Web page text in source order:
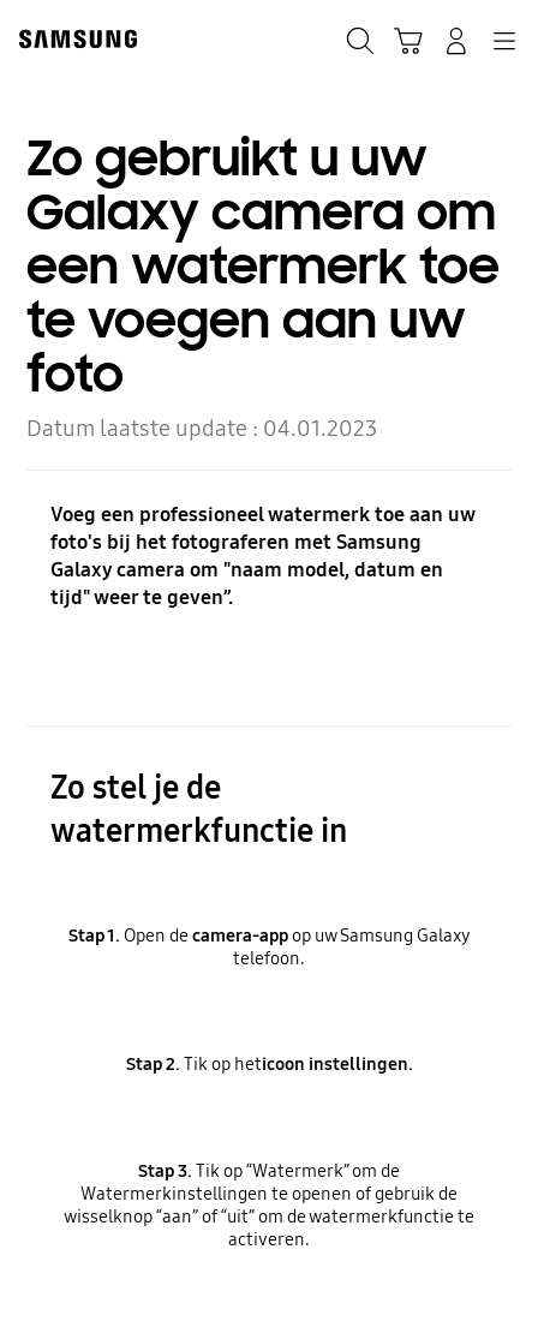
content
Zo gebruikt u uw
Galaxy camera om
een watermerk toe
te voegen aan uw
foto
Datum laatste update : 04.01.2023
Voeg een professioneel watermerk toe aan uw
foto's bij het fotograferen met Samsung
Galaxy camera om "naam model, datum en
tijd" weer te geven”.
Zo stel je de
watermerkfunctie in
Stap 1. Open decamera-appop uw Samsung Galaxy
telefoon.
Stap 2. Tik op heticoon instellingen.
Stap 3. Tik op “Watermerk” om de
Watermerkinstellingen te openen of gebruik de
wisselknop “aan” of “uit” om de watermerkfunctie te
activeren.